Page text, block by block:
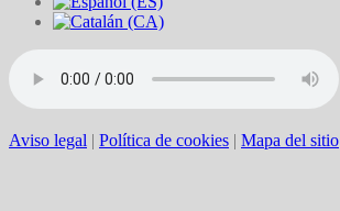
Aviso legal | Política de cookies | Mapa del sitio